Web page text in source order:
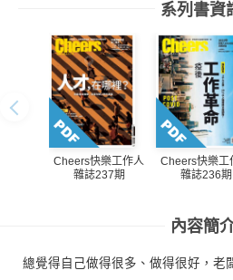
系列書資
Cheers快樂工作人
雜誌237期
Cheers快樂工
雜誌236期
內容簡
總覺得自己做得很多、做得很好，老